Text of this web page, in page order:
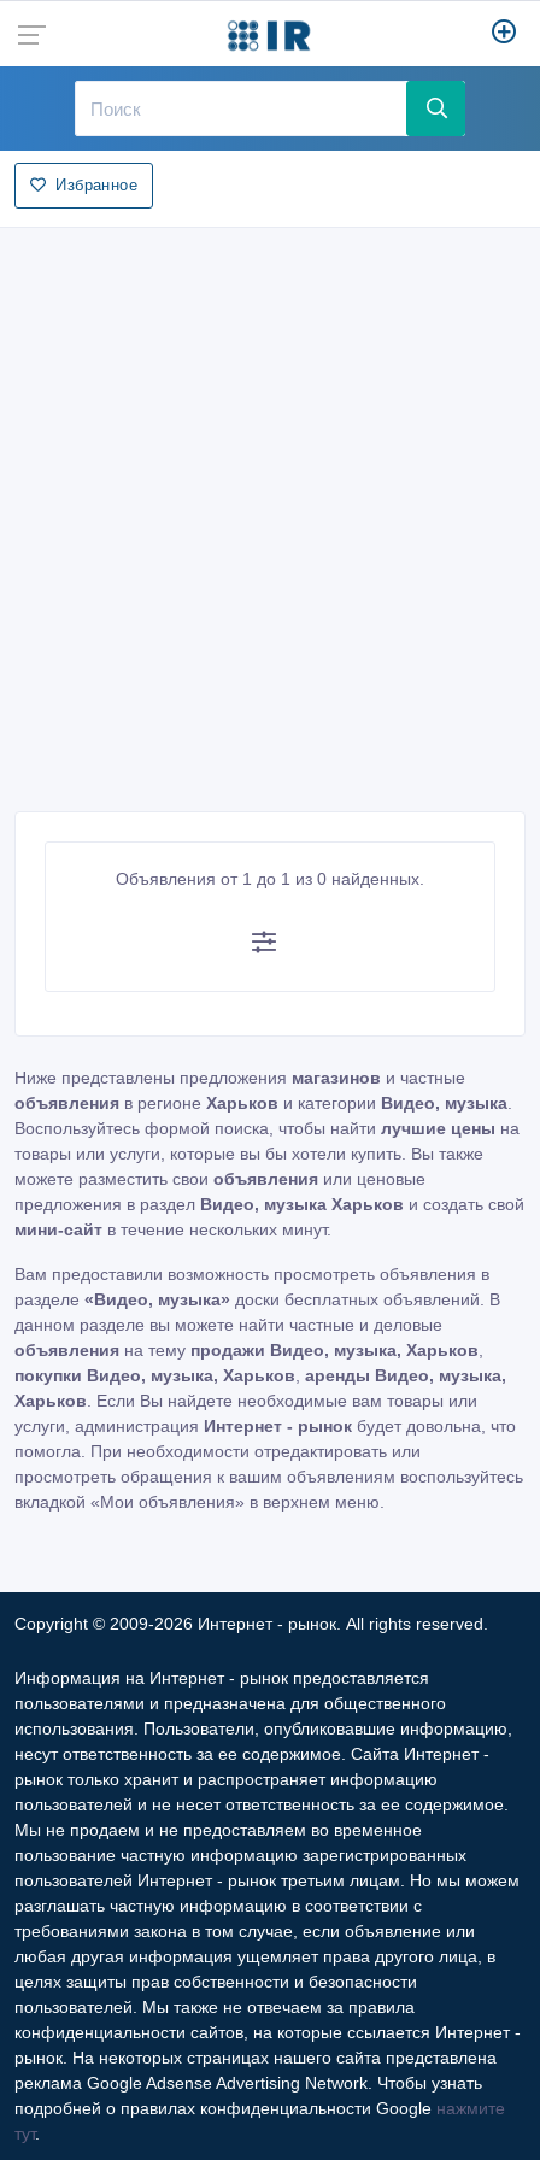
Избранное
Объявления от 1 до 1 из 0 найденных.
Ниже представлены предложения магазинов и частные
объявления в регионе Харьков и категории Видео, музыка
Воспользуйтесь формой поиска, чтобы найти лучшие цены на
товары или услуги, которые вы бы хотели купить. Вы также
можете разместить свои объявления или ценовые
предложения в раздел Видео, музыка Харьков и создать свой
мини-сайт в течение нескольких минут.
Вам предоставили возможность просмотреть объявления в
разделе «Видео, музыка» доски бесплатных объявлений. В
данном разделе вы можете найти частные и деловые
объявления на тему продажи Видео, музыка, Харьков
покупки Видео, музыка, Харьков аренды Видео, музыка,
Харьков . Если Вы найдете необходимые вам товары или
услуги, администрация Интернет - рынок будет довольна, что
помогла. При необходимости отредактировать или
просмотреть обращения к вашим объявлениям воспользуйтесь
вкладкой «Мои объявления» в верхнем меню.
Copyright © 2009-2026 Интернет - рынок. All rights reserved.
Информация на Интернет - рынок предоставляется
пользователями и предназначена для общественного
использования. Пользователи, опубликовавшие информацию,
несут ответственность за ее содержимое. Сайта Интернет -
рынок только хранит и распространяет информацию
пользователей и не несет ответственность за ее содержимое.
Мы не продаем и не предоставляем во временное
пользование частную информацию зарегистрированных
пользователей Интернет - рынок третьим лицам. Но мы можем
разглашать частную информацию в соответствии с
требованиями закона в том случае, если объявление или
любая другая информация ущемляет права другого лица, в
целях защиты прав собственности и безопасности
пользователей. Мы также не отвечаем за правила
конфиденциальности сайтов, на которые ссылается Интернет -
рынок. На некоторых страницах нашего сайта представлена
реклама Google Adsense Advertising Network. Чтобы узнать
подробней о правилах конфиденциальности Google нажмите
тут.